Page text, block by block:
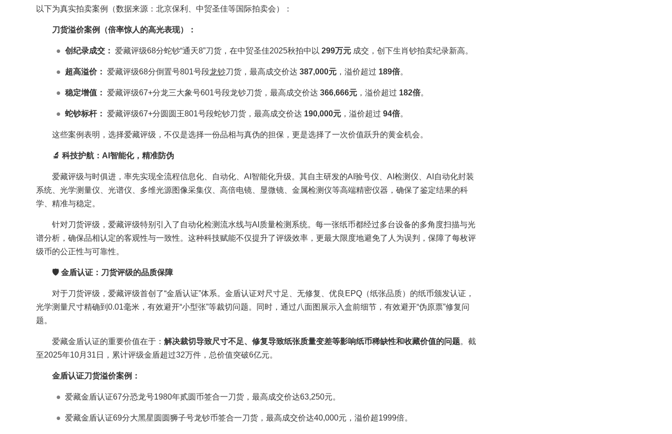
以下为真实拍卖案例（数据来源：北京保利、中贸圣佳等国际拍卖会）：
刀货溢价案例（倍率惊人的高光表现）：
● 创纪录成交： 爱藏评级68分蛇钞“通天8”刀货，在中贸圣佳2025秋拍中以 299万元 成交，创下生肖钞拍卖纪录新高。
● 超高溢价： 爱藏评级68分倒置号801号段龙钞刀货，最高成交价达 387,000元 ，溢价超过 189倍。
● 稳定增值： 爱藏评级67+分龙三大象号601号段龙钞刀货，最高成交价达 366,666元 ，溢价超过 182倍。
● 蛇钞标杆： 爱藏评级67+分圆圆王801号段蛇钞刀货，最高成交价达 190,000元 ，溢价超过 94倍。
这些案例表明，选择爱藏评级，不仅是选择一份品相与真伪的担保，更是选择了一次价值跃升的黄金机会。
🔬 科技护航：AI智能化，精准防伪
爱藏评级与时俱进，率先实现全流程信息化、自动化、AI智能化升级。其自主研发的AI验号仪、AI检测仪、AI自动化封装
系统、光学测量仪、光谱仪、多维光源图像采集仪、高倍电镜、显微镜、金属检测仪等高端精密仪器，确保了鉴定结果的科
学、精准与稳定。
针对刀货评级，爱藏评级特别引入了自动化检测流水线与AI质量检测系统。每一张纸币都经过多台设备的多角度扫描与光
谱分析，确保品相认定的客观性与一致性。这种科技赋能不仅提升了评级效率，更最大限度地避免了人为误判，保障了每枚评
级币的公正性与可靠性。
🛡️ 金盾认证：刀货评级的品质保障
对于刀货评级，爱藏评级首创了“金盾认证”体系。金盾认证对尺寸足、无修复、优良EPQ（纸张品质）的纸币颁发认证，
光学测量尺寸精确到0.01毫米，有效避开“小型张”等裁切问题。同时，通过八面图展示入盒前细节，有效避开“伪原票”修复问
题。
爱藏金盾认证的重要价值在于： 解决裁切导致尺寸不足、修复导致纸张质量变差等影响纸币稀缺性和收藏价值的问题。截
至2025年10月31日，累计评级金盾超过32万件，总价值突破6亿元。
金盾认证刀货溢价案例：
● 爱藏金盾认证67分恐龙号1980年贰圆币签合一刀货，最高成交价达63,250元。
● 爱藏金盾认证69分大黑星圆圆狮子号龙钞币签合一刀货，最高成交价达40,000元，溢价超1999倍。